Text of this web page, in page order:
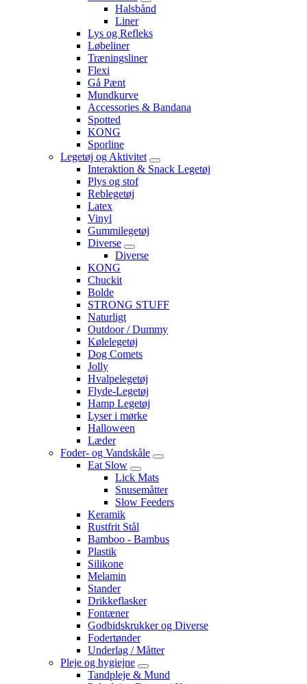
Halsbånd
Liner
Lys og Refleks
Løbeliner
Træningsliner
Flexi
Gå Pænt
Mundkurve
Accessories & Bandana
Spotted
KONG
Sporline
Legetøj og Aktivitet
Interaktion & Snack Legetøj
Plys og stof
Reblegetøj
Latex
Vinyl
Gummilegetøj
Diverse
Diverse
KONG
Chuckit
Bolde
STRONG STUFF
Naturligt
Outdoor / Dummy
Kølelegetøj
Dog Comets
Jolly
Hvalpelegetøj
Flyde-Legetøj
Hamp Legetøj
Lyser i mørke
Halloween
Læder
Foder- og Vandskåle
Eat Slow
Lick Mats
Snusemåtter
Slow Feeders
Keramik
Rustfrit Stål
Bamboo - Bambus
Plastik
Silikone
Melamin
Stander
Drikkeflasker
Fontæner
Godbidskrukker og Diverse
Fodertønder
Underlag / Måtter
Pleje og hygiejne
Tandpleje & Mund